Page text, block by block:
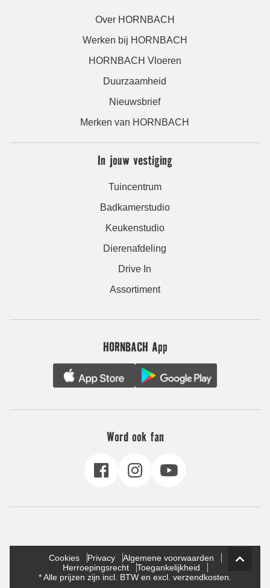
Over HORNBACH
Werken bij HORNBACH
HORNBACH Vloeren
Duurzaamheid
Nieuwsbrief
Merken van HORNBACH
In jouw vestiging
Tuincentrum
Badkamerstudio
Keukenstudio
Dierenafdeling
Drive In
Assortiment
HORNBACH App
Word ook fan
Cookies Privacy
Algemene voorwaarden
Herroepingsrecht
Toegankelijkheid
* Alle prijzen zijn incl. BTW en excl. verzendkosten.